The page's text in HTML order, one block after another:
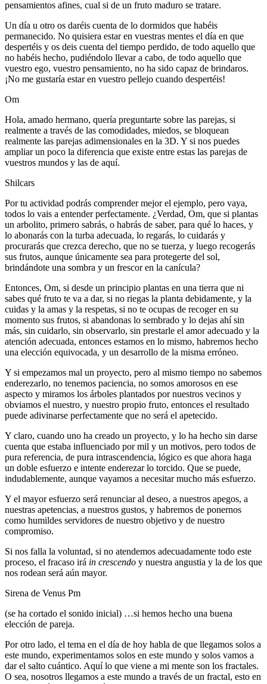
pensamientos afines, cual si de un fruto maduro se tratare.
Un día u otro os daréis cuenta de lo dormidos que habéis
permanecido. No quisiera estar en vuestras mentes el día en que
despertéis y os deis cuenta del tiempo perdido, de todo aquello que
no habéis hecho, pudiéndolo llevar a cabo, de todo aquello que
vuestro ego, vuestro pensamiento, no ha sido capaz de brindaros.
¡No me gustaría estar en vuestro pellejo cuando despertéis!
Om
Hola, amado hermano, quería preguntarte sobre las parejas, si
realmente a través de las comodidades, miedos, se bloquean
realmente las parejas adimensionales en la 3D. Y si nos puedes
ampliar un poco la diferencia que existe entre estas las parejas de
vuestros mundos y las de aquí.
Shilcars
Por tu actividad podrás comprender mejor el ejemplo, pero vaya,
todos lo vais a entender perfectamente. ¿Verdad, Om, que si plantas
un arbolito, primero sabrás, o habrás de saber, para qué lo haces, y
lo abonarás con la turba adecuada, lo regarás, lo cuidarás y
procurarás que crezca derecho, que no se tuerza, y luego recogerás
sus frutos, aunque únicamente sea para protegerte del sol,
brindándote una sombra y un frescor en la canícula?
Entonces, Om, si desde un principio plantas en una tierra que ni
sabes qué fruto te va a dar, si no riegas la planta debidamente, y la
cuidas y la amas y la respetas, si no te ocupas de recoger en su
momento sus frutos, si abandonas lo sembrado y lo dejas ahí sin
más, sin cuidarlo, sin observarlo, sin prestarle el amor adecuado y la
atención adecuada, entonces estamos en lo mismo, habremos hecho
una elección equivocada, y un desarrollo de la misma erróneo.
Y si empezamos mal un proyecto, pero al mismo tiempo no sabemos
enderezarlo, no tenemos paciencia, no somos amorosos en ese
aspecto y miramos los árboles plantados por nuestros vecinos y
obviamos el nuestro, y nuestro propio fruto, entonces el resultado
puede adivinarse perfectamente que no será el apetecido.
Y claro, cuando uno ha creado un proyecto, y lo ha hecho sin darse
cuenta que estaba influenciado por mil y un motivos, pero todos de
pura referencia, de pura intrascendencia, lógico es que ahora haga
un doble esfuerzo e intente enderezar lo torcido. Que se puede,
indudablemente, aunque vayamos a necesitar mucho más esfuerzo.
Y el mayor esfuerzo será renunciar al deseo, a nuestros apegos, a
nuestras apetencias, a nuestros gustos, y habremos de ponernos
como humildes servidores de nuestro objetivo y de nuestro
compromiso.
Si nos falla la voluntad, si no atendemos adecuadamente todo este
proceso, el fracaso irá in crescendo y nuestra angustia y la de los que
nos rodean será aún mayor.
Sirena de Venus Pm
(se ha cortado el sonido inicial) …si hemos hecho una buena
elección de pareja.
Por otro lado, el tema en el día de hoy habla de que llegamos solos a
este mundo, experimentamos solos en este mundo y solos vamos a
dar el salto cuántico. Aquí lo que viene a mi mente son los fractales.
O sea, nosotros llegamos a este mundo a través de un fractal, esto en